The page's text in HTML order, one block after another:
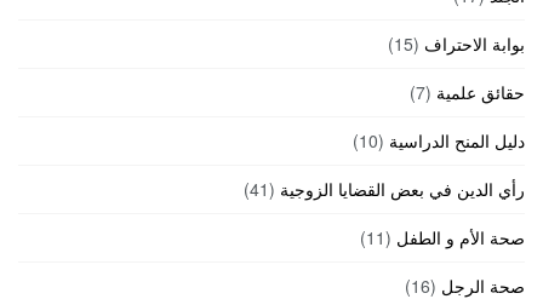
بوابة الاحتراف (15)
حقائق علمية (7)
دليل المنح الدراسية (10)
رأي الدين في بعض القضايا الزوجية (41)
صحة الأم و الطفل (11)
صحة الرجل (16)